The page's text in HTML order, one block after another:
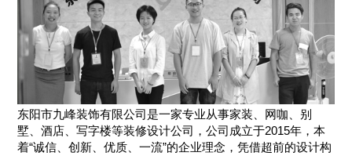
东阳市九峰装饰有限公司是一家专业从事家装、网咖、别
墅、酒店、写字楼等装修设计公司，公司成立于2015年，本
着“诚信、创新、优质、一流”的企业理念，凭借超前的设计构